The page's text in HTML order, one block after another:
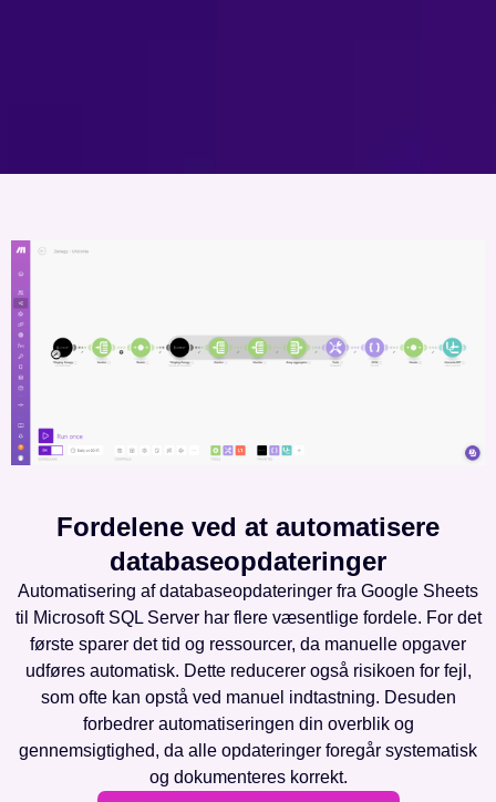
Fordelene ved at automatisere
databaseopdateringer
Automatisering af databaseopdateringer fra Google Sheets
til Microsoft SQL Server har flere væsentlige fordele. For det
første sparer det tid og ressourcer, da manuelle opgaver
udføres automatisk. Dette reducerer også risikoen for fejl,
som ofte kan opstå ved manuel indtastning. Desuden
forbedrer automatiseringen din overblik og
gennemsigtighed, da alle opdateringer foregår systematisk
og dokumenteres korrekt.